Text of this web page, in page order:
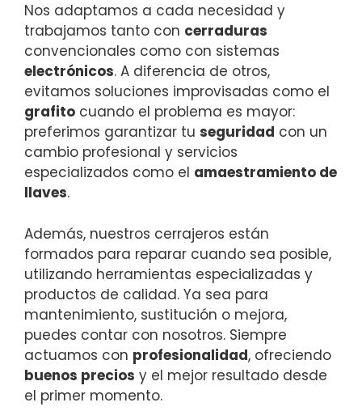
Nos adaptamos a cada necesidad y
trabajamos tanto con cerraduras
convencionales como con sistemas
electrónicos. A diferencia de otros,
evitamos soluciones improvisadas como el
grafito cuando el problema es mayor:
preferimos garantizar tu seguridad con un
cambio profesional y servicios
especializados como el amaestramiento de
llaves.
Además, nuestros cerrajeros están
formados para reparar cuando sea posible,
utilizando herramientas especializadas y
productos de calidad. Ya sea para
mantenimiento, sustitución o mejora,
puedes contar con nosotros. Siempre
actuamos con profesionalidad, ofreciendo
buenos precios y el mejor resultado desde
el primer momento.